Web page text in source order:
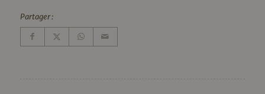
Partager :